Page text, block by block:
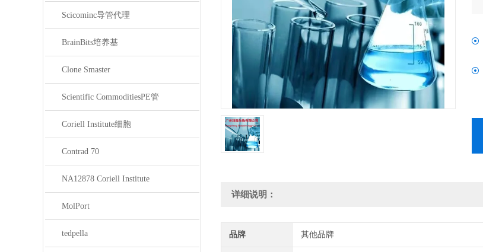
Scicominc导管代理
BrainBits培养基
Clone Smaster
Scientific CommoditiesPE管
Coriell Institute细胞
Contrad 70
NA12878 Coriell Institute
MolPort
tedpella
详细说明：
品牌 其他品牌